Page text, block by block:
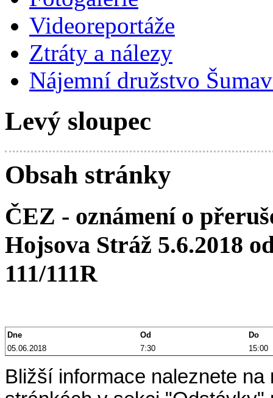
Videoreportáže
Ztráty a nálezy
Nájemní družstvo
Levý sloupec
Obsah stránky
ČEZ - oznámení o
Hojsova Stráž 5.6.2018
111/111R
Dne Od
Do
05.06.2018
7:30 15:00
Bližší informace naleznete